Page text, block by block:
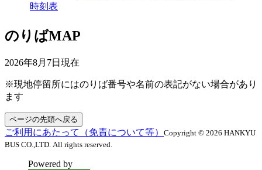
時刻表
のりばMAP
2026年8月7日 現在
※現地停留所にはのりば番号や名前の表記がない場合があり
ます
ページの先頭へ戻る
ご利用にあたって（免責について等） Copyright © 2026 HANKYU
BUS CO.,LTD. All rights reserved.
Powered by